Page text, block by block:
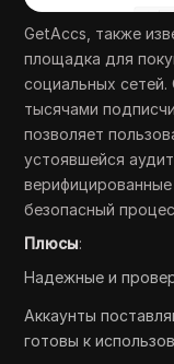
GetAccs, также
площадка для
социальных сетей.
тысячами
позволяет
устоявшейся
верифицированные
безопасный
Плюсы:
Надежные и
Аккаунты
готовы к